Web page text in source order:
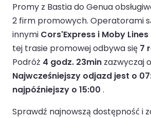
Promy z Bastia do Genua
2 firm promowych. Operatorami
innymi Cors'Express i Moby Lines.
tej trasie promowej odbywa się 7
Podróż 4 godz. 23min zazwyczaj
Najwcześniejszy odjazd jest o
najpóźniejszy o 15:00 .
Sprawdź najnowszą dostępność i